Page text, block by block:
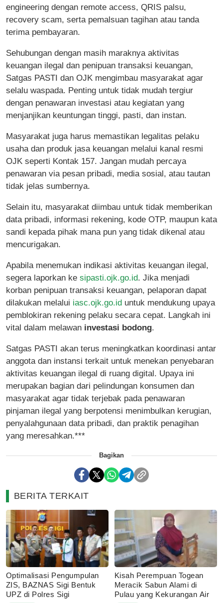
engineering dengan remote access, QRIS palsu,
recovery scam, serta pemalsuan tagihan atau tanda
terima pembayaran.
Sehubungan dengan masih maraknya aktivitas
keuangan ilegal dan penipuan transaksi keuangan,
Satgas PASTI dan OJK mengimbau masyarakat agar
selalu waspada. Penting untuk tidak mudah tergiur
dengan penawaran investasi atau kegiatan yang
menjanjikan keuntungan tinggi, pasti, dan instan.
Masyarakat juga harus memastikan legalitas pelaku
usaha dan produk jasa keuangan melalui kanal resmi
OJK seperti Kontak 157. Jangan mudah percaya
penawaran via pesan pribadi, media sosial, atau tautan
tidak jelas sumbernya.
Selain itu, masyarakat diimbau untuk tidak memberikan
data pribadi, informasi rekening, kode OTP, maupun kata
sandi kepada pihak mana pun yang tidak dikenal atau
mencurigakan.
Apabila menemukan indikasi aktivitas keuangan ilegal,
segera laporkan ke sipasti.ojk.go.id. Jika menjadi
korban penipuan transaksi keuangan, pelaporan dapat
dilakukan melalui iasc.ojk.go.id untuk mendukung upaya
pemblokiran rekening pelaku secara cepat. Langkah ini
vital dalam melawan investasi bodong.
Satgas PASTI akan terus meningkatkan koordinasi antar
anggota dan instansi terkait untuk menekan penyebaran
aktivitas keuangan ilegal di ruang digital. Upaya ini
merupakan bagian dari pelindungan konsumen dan
masyarakat agar tidak terjebak pada penawaran
pinjaman ilegal yang berpotensi menimbulkan kerugian,
penyalahgunaan data pribadi, dan praktik penagihan
yang meresahkan.***
Bagikan
BERITA TERKAIT
Optimalisasi Pengumpulan
ZIS, BAZNAS Sigi Bentuk
UPZ di Polres Sigi
Kisah Perempuan Togean
Meracik Sabun Alami di
Pulau yang Kekurangan Air